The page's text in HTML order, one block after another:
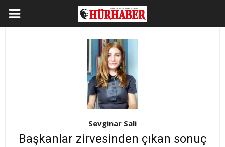
Sevginar Sali
Başkanlar zirvesinden çıkan sonuç